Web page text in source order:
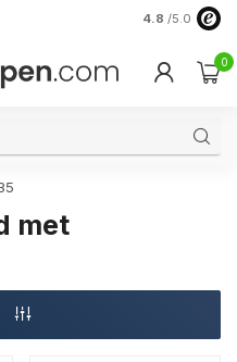
4.8 /5.0
0
met